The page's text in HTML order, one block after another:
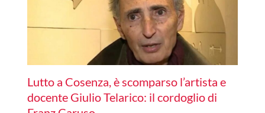
Lutto a Cosenza, è scomparso l’artista e
docente Giulio Telarico: il cordoglio di